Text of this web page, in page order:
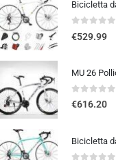
0out of 5
€529.99
0out of 5
€616.20